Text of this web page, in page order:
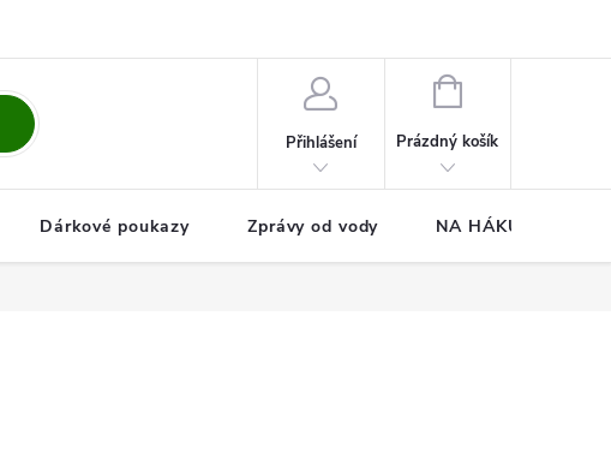
Přihlášení
NÁKUPNÍ
Prázdný košík
Dárkové poukazy Zprávy od vody NA HÁKU CUP